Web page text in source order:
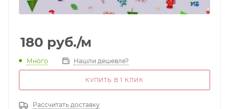
180 руб./м
Много Нашли дешевле?
КУПИТЬ В 1 КЛИК
Рассчитать доставку